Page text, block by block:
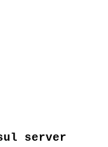
server